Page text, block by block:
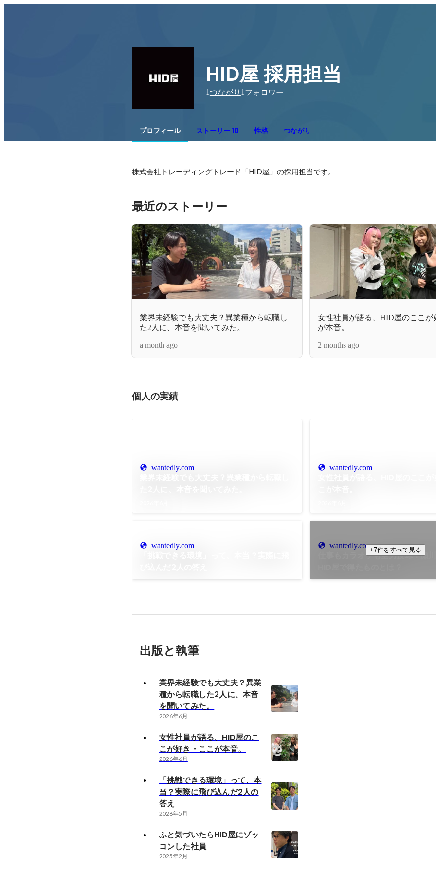
HID屋 採用担当
1つながり 1 フォロワー
プロフィール ストーリー 10 性格 つながり
最近のストーリー
業界未経験でも大丈夫？異業種から転職し
た2人に、本音を聞いてみた。
a month ago
女性社員が語る、HID屋のここが
が本音。
2 months ago
個人の実績
wantedly.com wantedly.com
wantedly.com wantedly.com
仕事もカラオケも全力投球！瀬川
+7件をすべて見る
出版と執筆
業界未経験でも大丈夫？異業
種から転職した2人に、本音
を聞いてみた。
2026年6月
女性社員が語る、HID屋のこ
こが好き・ここが本音。
2026年6月
「挑戦できる環境」って、本
当？実際に飛び込んだ2人の
答え
2026年5月
ふと気づいたらHID屋にゾッ
コンした社員
2025年2月